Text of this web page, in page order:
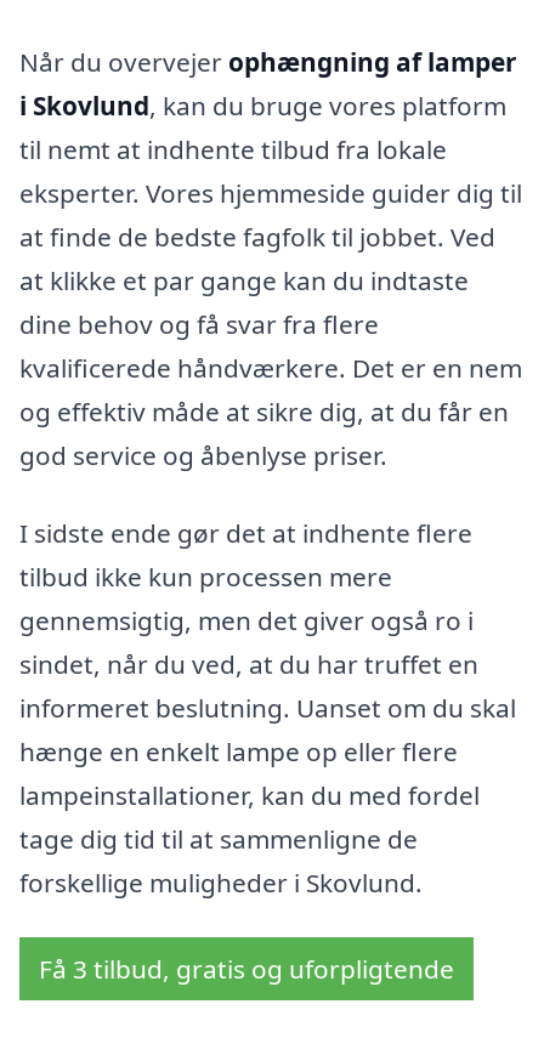
Når du overvejer ophængning af lamper
i Skovlund, kan du bruge vores platform
til nemt at indhente tilbud fra lokale
eksperter. Vores hjemmeside guider dig til
at finde de bedste fagfolk til jobbet. Ved
at klikke et par gange kan du indtaste
dine behov og få svar fra flere
kvalificerede håndværkere. Det er en nem
og effektiv måde at sikre dig, at du får en
god service og åbenlyse priser.
I sidste ende gør det at indhente flere
tilbud ikke kun processen mere
gennemsigtig, men det giver også ro i
sindet, når du ved, at du har truffet en
informeret beslutning. Uanset om du skal
hænge en enkelt lampe op eller flere
lampeinstallationer, kan du med fordel
tage dig tid til at sammenligne de
forskellige muligheder i Skovlund.
Få 3 tilbud, gratis og uforpligtende